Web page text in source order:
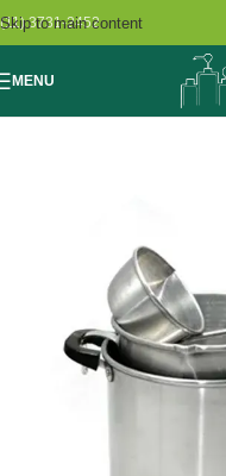
Skip to main content
(11) 3731-2452
MENU